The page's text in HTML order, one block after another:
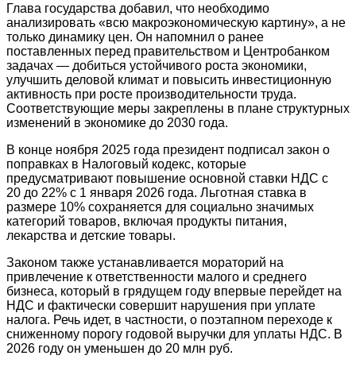
Глава государства добавил, что необходимо
анализировать «всю макроэкономическую картину», а не
только динамику цен. Он напомнил о ранее
поставленных перед правительством и Центробанком
задачах — добиться устойчивого роста экономики,
улучшить деловой климат и повысить инвестиционную
активность при росте производительности труда.
Соответствующие меры закреплены в плане структурных
изменений в экономике до 2030 года.
В конце ноября 2025 года президент подписал закон о
поправках в Налоговый кодекс, которые
предусматривают повышение основной ставки НДС с
20 до 22% с 1 января 2026 года. Льготная ставка в
размере 10% сохраняется для социально значимых
категорий товаров, включая продукты питания,
лекарства и детские товары.
Законом также устанавливается мораторий на
привлечение к ответственности малого и среднего
бизнеса, который в грядущем году впервые перейдет на
НДС и фактически совершит нарушения при уплате
налога. Речь идет, в частности, о поэтапном переходе к
сниженному порогу годовой выручки для уплаты НДС. В
2026 году он уменьшен до 20 млн руб.